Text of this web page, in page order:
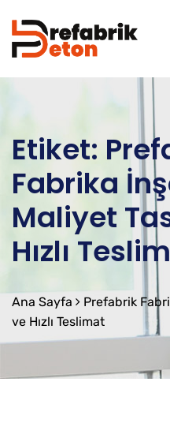
Etiket:
Fabrika
Maliyet
Hızlı
Ana Sayfa
Prefabrik
ve Hızlı Teslimat